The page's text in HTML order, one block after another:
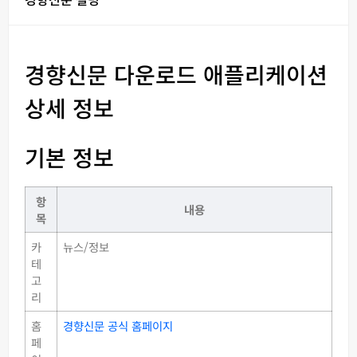
경향신문 다운로드 애플리케이션
상세 정보
기본 정보
항
목
내용
카
테
고
리
뉴스/정보
홈
페
경향신문 공식 홈페이지